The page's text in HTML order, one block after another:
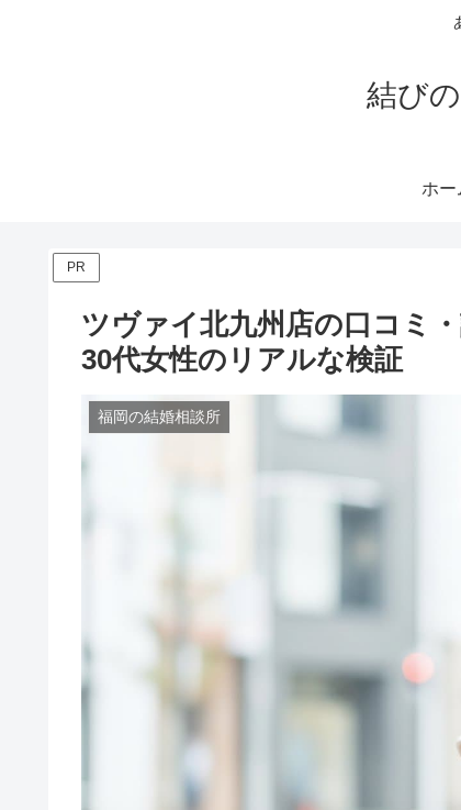
結び
ホー
PR
ツヴァイ北九州店の口コミ
30代女性のリアルな検証
福岡の結婚相談所